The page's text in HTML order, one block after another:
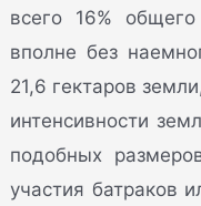
всего 16%
вполне без
21,6 гектаров
интенсивности
подобных
участия батраков